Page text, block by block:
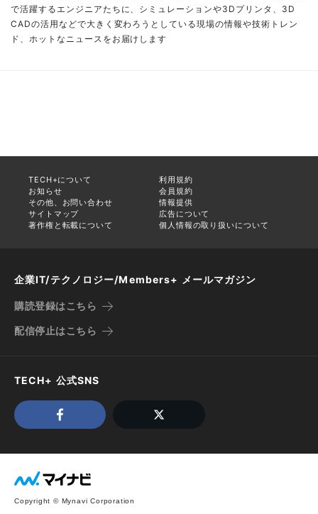
で活躍するエンジニアたちに、シミュレーションや3Dプリンタ、3D
CADの活用などで大きく変わろうとしている現場の情報や技術トレン
ド、ホットなニュースをお届けします
TECH+について
利用規約
お知らせ
会員規約
その他、お問い合わせ
情報提供
サイトマップ
広告について
著作権と転載について
個人情報の取り扱いについて
企業IT/テクノロジー/Members+ メールマガジン
購読登録はこちら
配信停止はこちら
TECH+ 公式SNS
Copyright © Mynavi Corporation